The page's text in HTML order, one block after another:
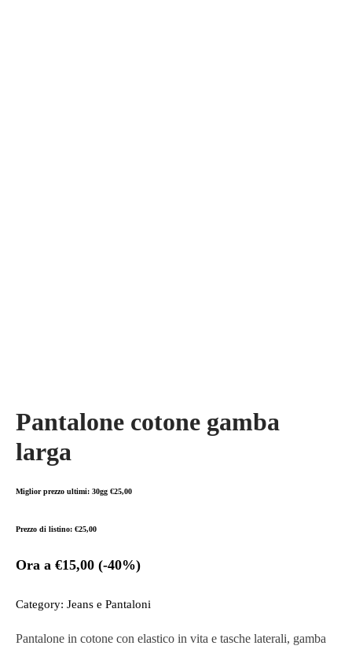
Pantalone cotone gamba
larga
Miglior prezzo ultimi: 30gg €25,00
Prezzo di listino: €25,00
Ora a €15,00 (-40%)
Category: Jeans e Pantaloni
Pantalone in cotone con elastico in vita e tasche laterali, gamba